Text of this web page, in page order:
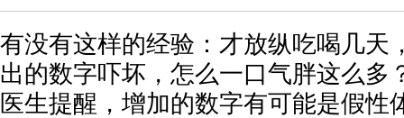
有没有这样的经验：才放纵吃喝几天
出的数字吓坏，怎么一口气胖这么多
医生提醒，增加的数字有可能是假性